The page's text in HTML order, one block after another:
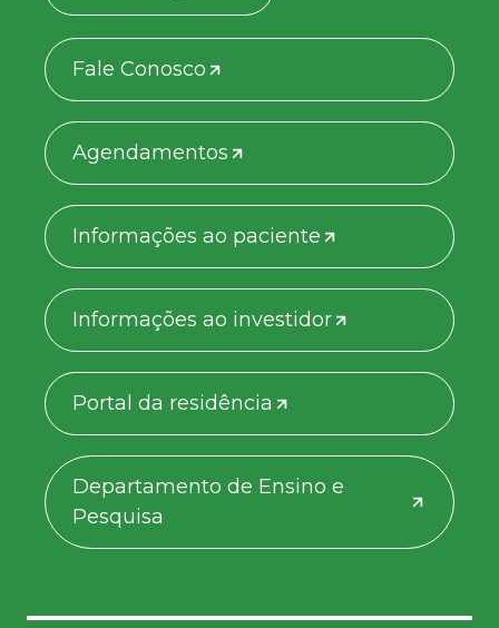
Fale Conosco
Agendamentos
Informações ao paciente
Informações ao investidor
Portal da residência
Departamento de Ensino e
Pesquisa